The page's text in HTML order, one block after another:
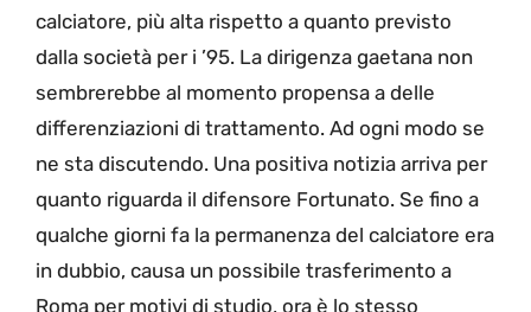
calciatore, più alta rispetto a quanto previsto
dalla società per i ’95. La dirigenza gaetana non
sembrerebbe al momento propensa a delle
differenziazioni di trattamento. Ad ogni modo se
ne sta discutendo. Una positiva notizia arriva per
quanto riguarda il difensore Fortunato. Se fino a
qualche giorni fa la permanenza del calciatore era
in dubbio, causa un possibile trasferimento a
Roma per motivi di studio, ora è lo stesso